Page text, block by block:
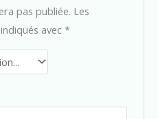
pas publiée. Les
avec*